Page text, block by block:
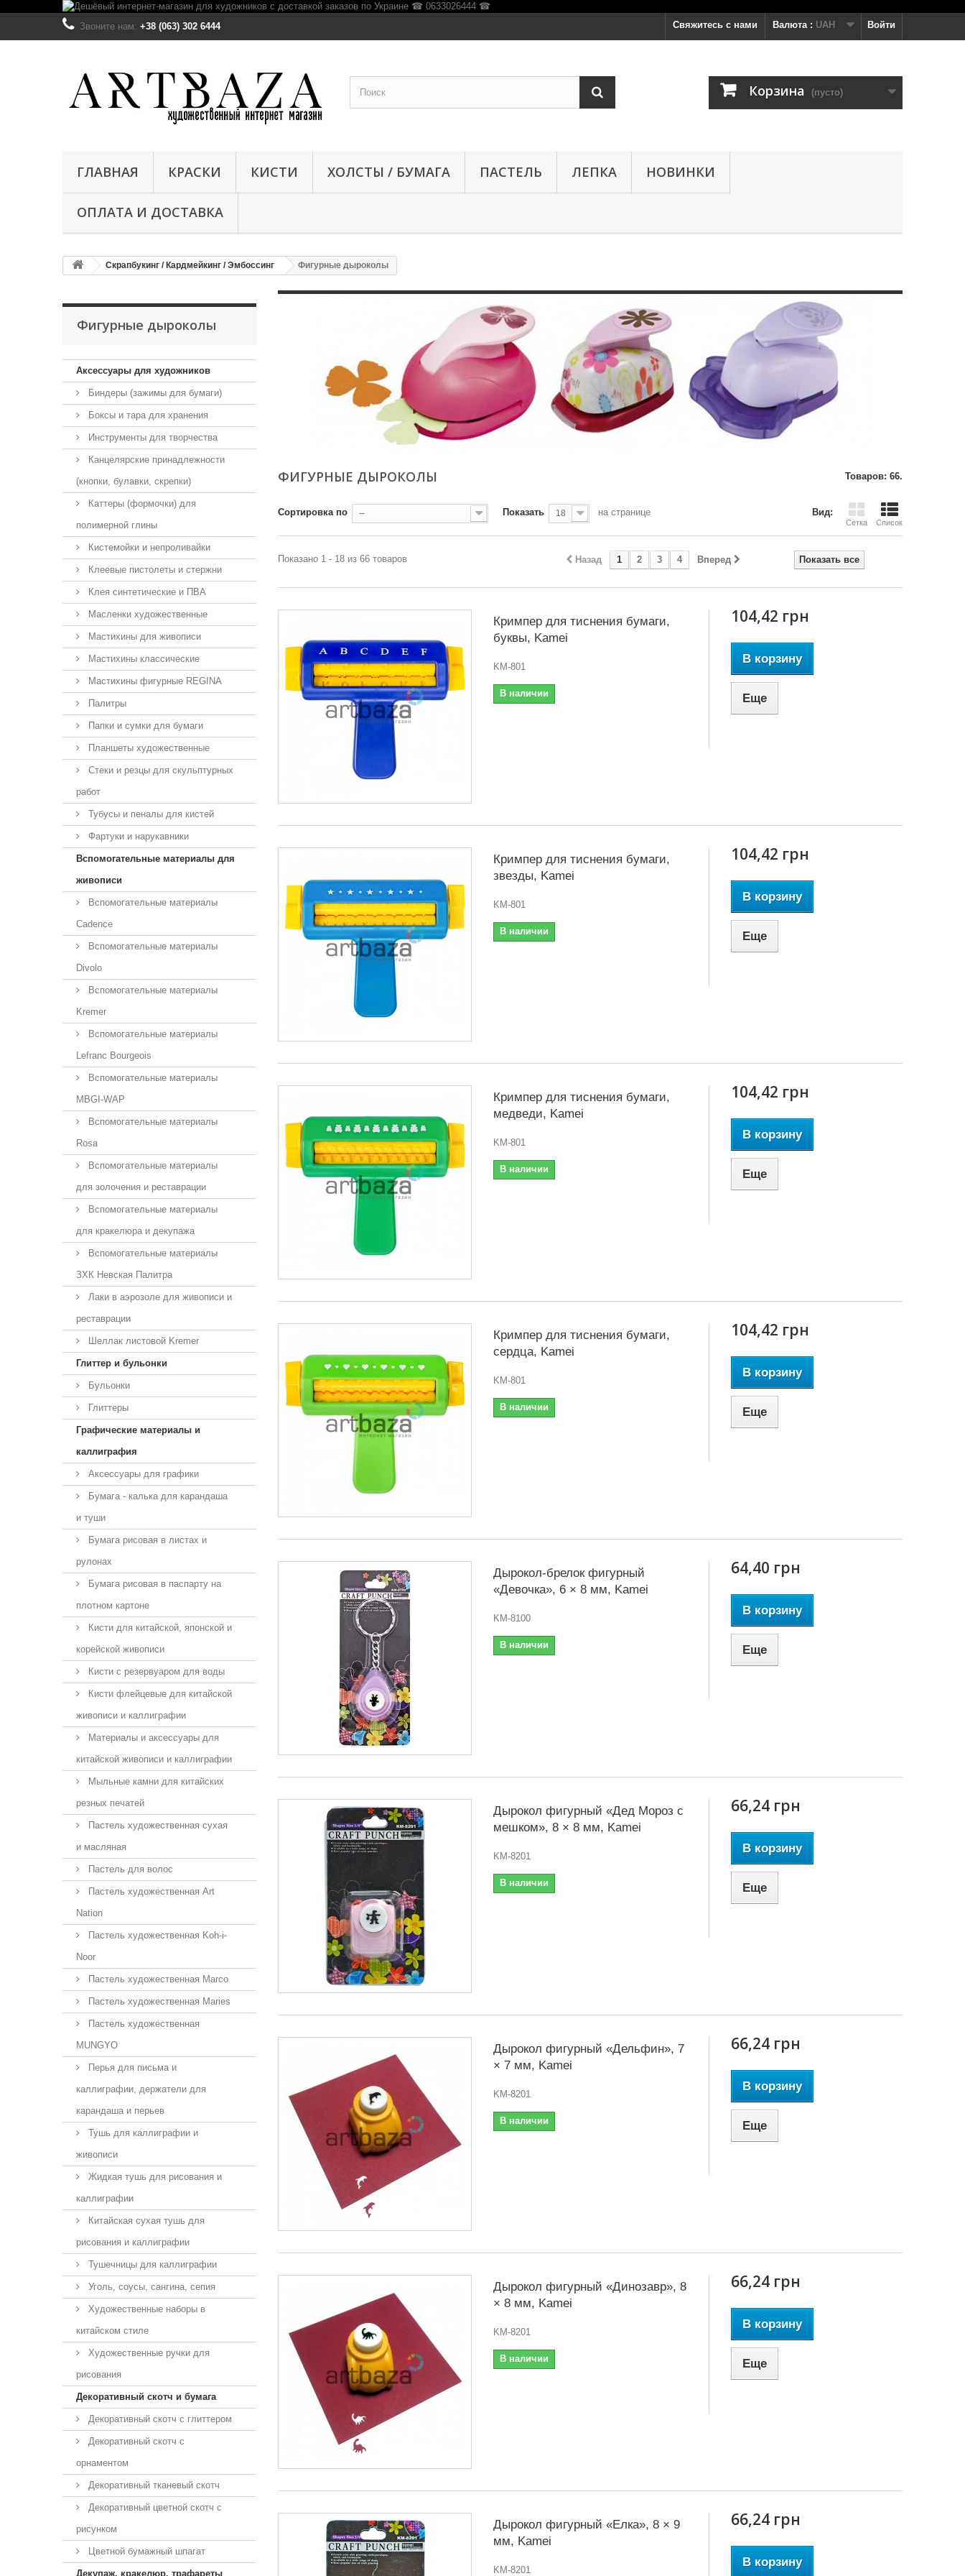
Войти
Валюта : UAH
Свяжитесь с нами
Звоните нам: +38 (063) 302 6444
Корзина (пусто)
ГЛАВНАЯ КРАСКИ КИСТИ ХОЛСТЫ / БУМАГА ПАСТЕЛЬ ЛЕПКА НОВИНКИ
ОПЛАТА И ДОСТАВКА
Скрапбукинг / Кардмейкинг / Эмбоссинг Фигурные дыроколы
Фигурные дыроколы
Аксессуары для художников
Биндеры (зажимы для бумаги)
Боксы и тара для хранения
Инструменты для творчества
Канцелярские принадлежности
(кнопки, булавки, скрепки)
Каттеры (формочки) для
полимерной глины
Кистемойки и непроливайки
Клеевые пистолеты и стержни
Клея синтетические и ПВА
Масленки художественные
Мастихины для живописи
Мастихины классические
Мастихины фигурные REGINA
Палитры
Папки и сумки для бумаги
Планшеты художественные
Стеки и резцы для скульптурных
работ
Тубусы и пеналы для кистей
Фартуки и нарукавники
Вспомогательные материалы для
живописи
Вспомогательные материалы
Cadence
Вспомогательные материалы
Divolo
Вспомогательные материалы
Kremer
Вспомогательные материалы
Lefranc Bourgeois
Вспомогательные материалы
MBGI-WAP
Вспомогательные материалы
Rosa
Вспомогательные материалы
для золочения и реставрации
Вспомогательные материалы
для кракелюра и декупажа
Вспомогательные материалы
ЗХК Невская Палитра
Лаки в аэрозоле для живописи и
реставрации
Шеллак листовой Kremer
Глиттер и бульонки
Бульонки
Глиттеры
Графические материалы и
каллиграфия
Аксессуары для графики
Бумага - калька для карандаша
и туши
Бумага рисовая в листах и
рулонах
Бумага рисовая в паспарту на
плотном картоне
Кисти для китайской, японской и
корейской живописи
Кисти с резервуаром для воды
Кисти флейцевые для китайской
живописи и каллиграфии
Материалы и аксессуары для
китайской живописи и каллиграфии
Мыльные камни для китайских
резных печатей
Пастель художественная сухая
и масляная
Пастель для волос
Пастель художественная Art
Nation
Пастель художественная Koh-i-
Noor
Пастель художественная Marco
Пастель художественная Maries
Пастель художественная
MUNGYO
Перья для письма и
каллиграфии, держатели для
карандаша и перьев
Тушь для каллиграфии и
живописи
Жидкая тушь для рисования и
каллиграфии
Китайская сухая тушь для
рисования и каллиграфии
Тушечницы для каллиграфии
Уголь, соусы, сангина, сепия
Художественные наборы в
китайском стиле
Художественные ручки для
рисования
Декоративный скотч и бумага
Декоративный скотч с глиттером
Декоративный скотч с
орнаментом
Декоративный тканевый скотч
Декоративный цветной скотч с
рисунком
Цветной бумажный шпагат
Декупаж, кракелюр, трафареты
ФИГУРНЫЕ ДЫРОКОЛЫ Товаров: 66.
Вид:
Сетка Список
Сортировка по -- Показать 18 на странице
Показать все
Назад 1 2 3 4 Вперед
Показано 1 - 18 из 66 товаров
Кримпер для тиснения бумаги,
буквы, Kamei
KM-801
В наличии
104,42 грн
В корзину
Еще
Кримпер для тиснения бумаги,
звезды, Kamei
KM-801
В наличии
104,42 грн
В корзину
Еще
Кримпер для тиснения бумаги,
медведи, Kamei
KM-801
В наличии
104,42 грн
В корзину
Еще
Кримпер для тиснения бумаги,
сердца, Kamei
KM-801
В наличии
104,42 грн
В корзину
Еще
Дырокол-брелок фигурный
«Девочка», 6 × 8 мм, Kamei
KM-8100
В наличии
64,40 грн
В корзину
Еще
Дырокол фигурный «Дед Мороз с
мешком», 8 × 8 мм, Kamei
KM-8201
В наличии
66,24 грн
В корзину
Еще
Дырокол фигурный «Дельфин», 7
× 7 мм, Kamei
KM-8201
В наличии
66,24 грн
В корзину
Еще
Дырокол фигурный «Динозавр», 8
× 8 мм, Kamei
KM-8201
В наличии
66,24 грн
В корзину
Еще
Дырокол фигурный «Елка», 8 × 9
мм, Kamei
KM-8201
66,24 грн
В корзину